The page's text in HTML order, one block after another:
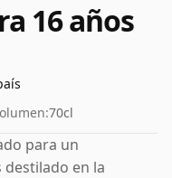
16 años
70cl
para un
destilado en la